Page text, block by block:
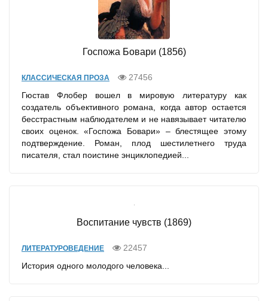
Госпожа Бовари (1856)
КЛАССИЧЕСКАЯ ПРОЗА
27456
Гюстав Флобер вошел в мировую литературу как
создатель объективного романа, когда автор остается
бесстрастным наблюдателем и не навязывает читателю
своих оценок. «Госпожа Бовари» – блестящее этому
подтверждение. Роман, плод шестилетнего труда
писателя, стал поистине энциклопедией...
Воспитание чувств (1869)
ЛИТЕРАТУРОВЕДЕНИЕ
22457
История одного молодого человека...